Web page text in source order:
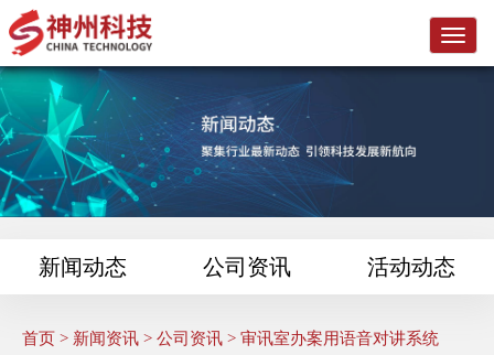
L
o
新闻动态 公司资讯 活动动态
首页 > 新闻资讯 > 公司资讯 > 审讯室办案用语音对讲系统